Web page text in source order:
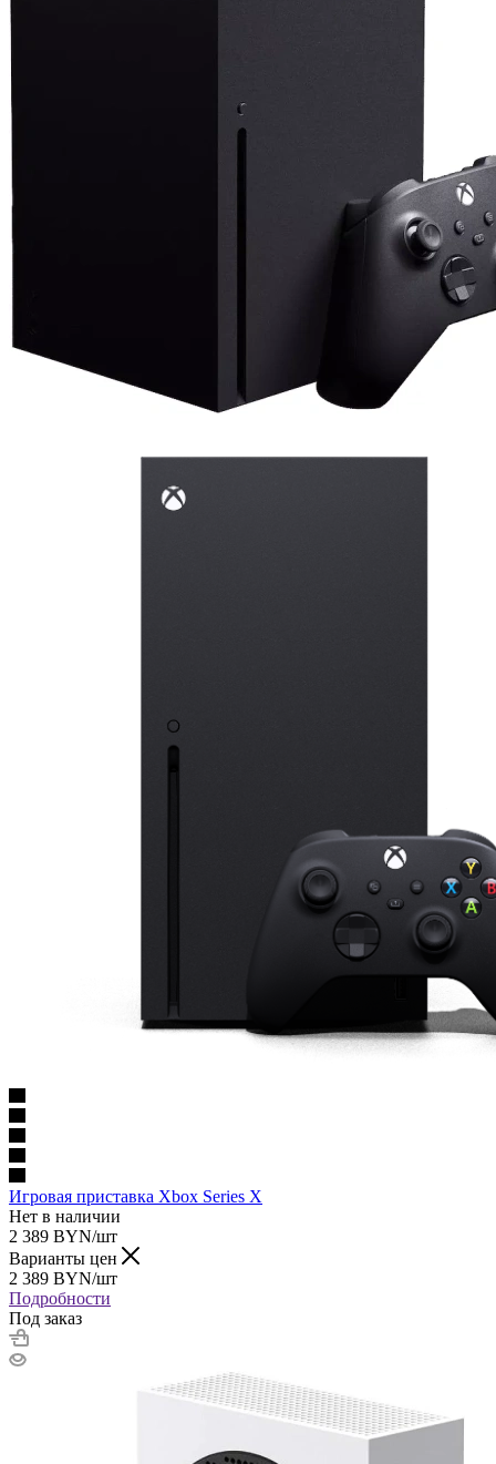
Игровая приставка Xbox Series X
Нет в наличии
2 389 BYN/шт
Варианты цен
2 389 BYN/шт
Подробности
Под заказ